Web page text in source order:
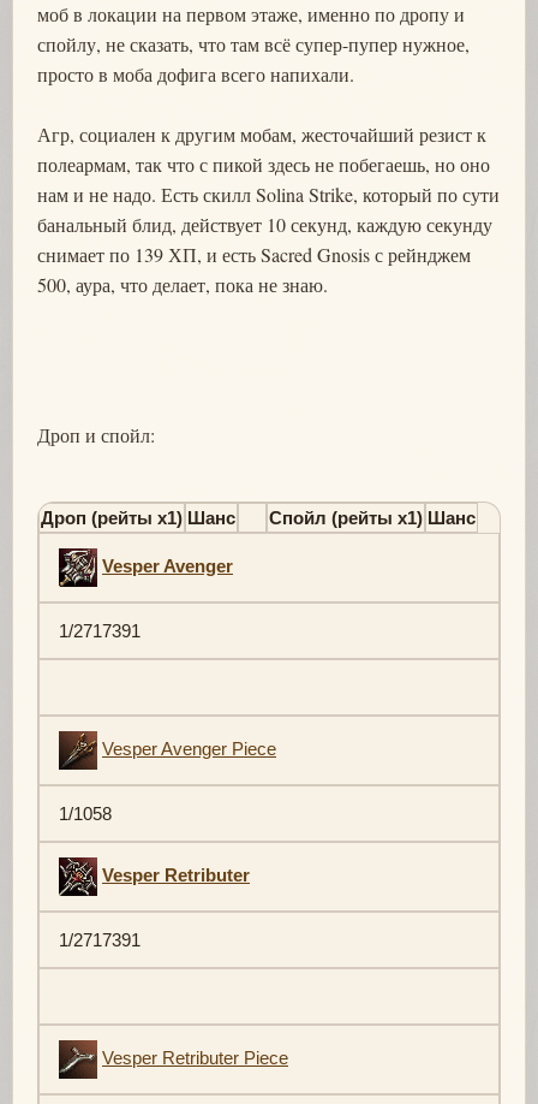
моб в локации на первом этаже, именно по дропу и
спойлу, не сказать, что там всё супер-пупер нужное,
просто в моба дофига всего напихали.
Агр, социален к другим мобам, жесточайший резист к
полеармам, так что с пикой здесь не побегаешь, но оно
нам и не надо. Есть скилл Solina Strike, который по сути
банальный блид, действует 10 секунд, каждую секунду
снимает по 139 ХП, и есть Sacred Gnosis с рейнджем
500, аура, что делает, пока не знаю.
Дроп и спойл:
Дроп (рейты х1) Шанс Спойл (рейты х1) Шанс
Vesper Avenger
1/2717391
Vesper Avenger Piece
1/1058
Vesper Retributer
1/2717391
Vesper Retributer Piece